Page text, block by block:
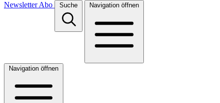
Newsletter Abo Suche Navigation öffnen
Navigation öffnen